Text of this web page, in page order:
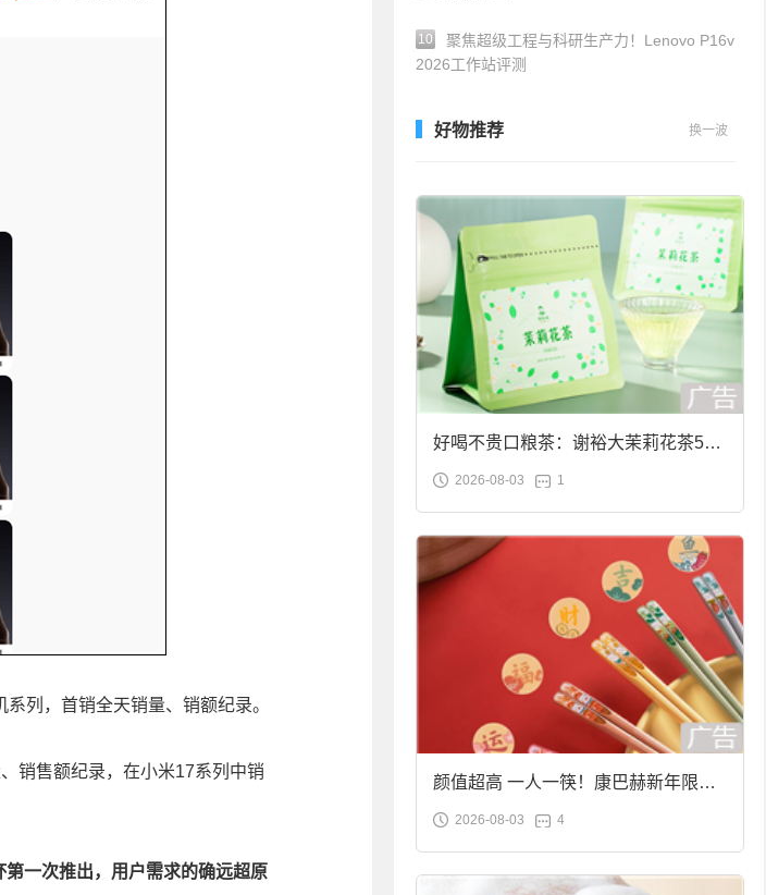
列，首销全天销量、销额纪录。
销售额纪录，在小米17系列中销
一次推出，用户需求的确远超原
10
聚焦超级工程与科研生产力！Lenovo P16v
2026工作站评测
好物推荐 换一波
好喝不贵口粮茶：谢裕大茉莉花茶50g
袋装9.9元到手
2026-08-03 1
颜值超高 一人一筷！康巴赫新年限定
合金筷子大促：19.9元
2026-08-03 4